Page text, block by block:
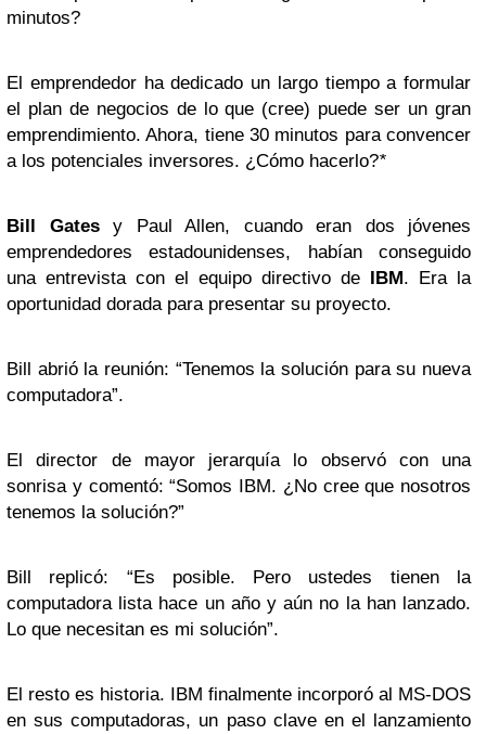
minutos?
El emprendedor ha dedicado un largo tiempo a formular
el plan de negocios de lo que (cree) puede ser un gran
emprendimiento. Ahora, tiene 30 minutos para convencer
a los potenciales inversores. ¿Cómo hacerlo?*
Bill Gatesy Paul Allen, cuando eran dos jóvenes
emprendedores estadounidenses, habían conseguido
una entrevista con el equipo directivo de IBM. Era la
oportunidad dorada para presentar su proyecto.
Bill abrió la reunión: “Tenemos la solución para su nueva
computadora”.
El director de mayor jerarquía lo observó con una
sonrisa y comentó: “Somos IBM. ¿No cree que nosotros
tenemos la solución?”
Bill replicó: “Es posible. Pero ustedes tienen la
computadora lista hace un año y aún no la han lanzado.
Lo que necesitan es mi solución”.
El resto es historia. IBM finalmente incorporó al MS-DOS
en sus computadoras, un paso clave en el lanzamiento